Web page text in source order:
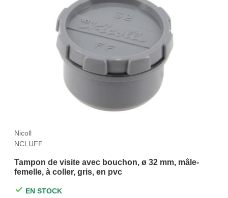
Nicoll
NCLUFF
Tampon de visite avec bouchon, ø 32 mm, mâle-
femelle, à coller, gris, en pvc
EN STOCK